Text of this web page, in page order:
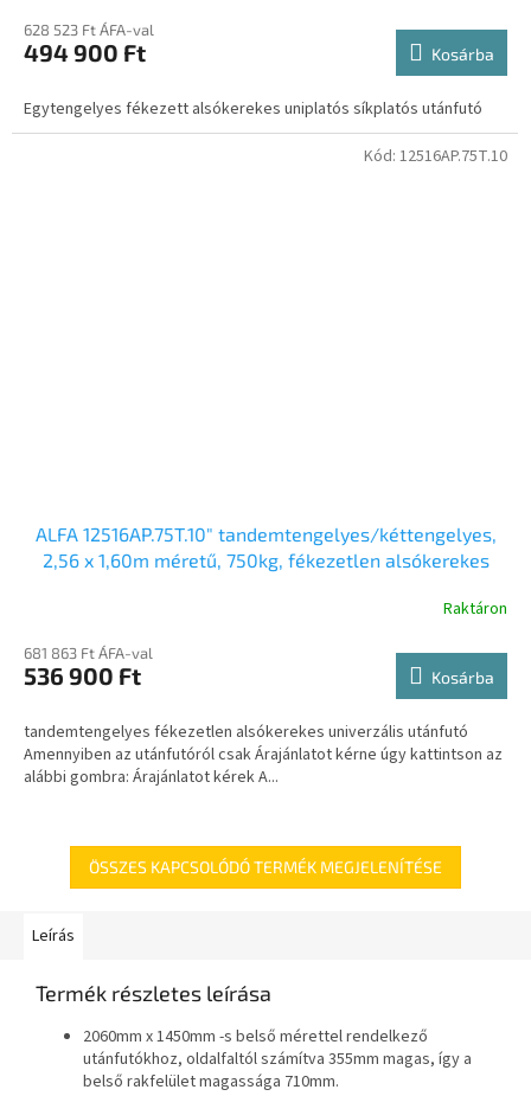
628 523 Ft ÁFA-val
494 900 Ft Kosárba
Egytengelyes fékezett alsókerekes uniplatós síkplatós utánfutó
ALFA 12516AP.75T.10" tandemtengelyes/kéttengelyes,
2,56 x 1,60m méretű, 750kg, fékezetlen alsókerekes
Raktáron
681 863 Ft ÁFA-val
536 900 Ft Kosárba
tandemtengelyes fékezetlen alsókerekes univerzális utánfutó
Amennyiben az utánfutóról csak Árajánlatot kérne úgy kattintson az
alábbi gombra: Árajánlatot kérek A...
Kód: 12516AP.75T.10
ÖSSZES KAPCSOLÓDÓ TERMÉK MEGJELENÍTÉSE
Leírás
Termék részletes leírása
2060mm x 1450mm -s belső mérettel rendelkező
utánfutókhoz, oldalfaltól számítva 355mm magas, így a
belső rakfelület magassága 710mm.